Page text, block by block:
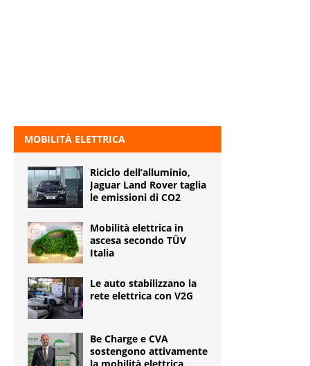
MOBILITÀ ELETTRICA
Riciclo dell’alluminio,
Jaguar Land Rover taglia
le emissioni di CO2
Mobilità elettrica in
ascesa secondo TÜV
Italia
Le auto stabilizzano la
rete elettrica con V2G
Be Charge e CVA
sostengono attivamente
la mobilità elettrica